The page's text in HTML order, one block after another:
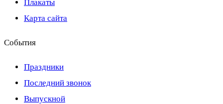
Плакаты
Карта сайта
События
Праздники
Последний звонок
Выпускной